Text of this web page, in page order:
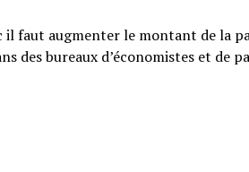
faut augmenter le montant de la
des bureaux d’économistes et de